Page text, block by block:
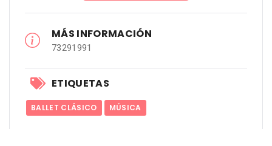
MÁS INFORMACIÓN
73291991
ETIQUETAS
BALLET CLÁSICO MÚSICA